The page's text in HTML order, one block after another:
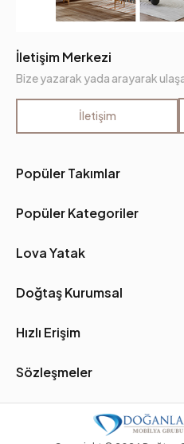
Popüler Takımlar
Popüler Kategoriler
Lova Yatak
Doğtaş Kurumsal
Hızlı Erişim
Sözleşmeler
İletişim Merkezi
Bize yazarak yada arayarak
İletişim